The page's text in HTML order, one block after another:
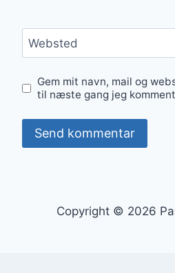
Websted
Gem mit navn, mail og
til næste gang jeg
Copyright © 2026